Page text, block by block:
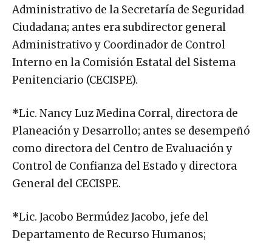
Administrativo de la Secretaría de Seguridad
Ciudadana; antes era subdirector general
Administrativo y Coordinador de Control
Interno en la Comisión Estatal del Sistema
Penitenciario (CECISPE).
*Lic. Nancy Luz Medina Corral, directora de
Planeación y Desarrollo; antes se desempeñó
como directora del Centro de Evaluación y
Control de Confianza del Estado y directora
General del CECISPE.
*Lic. Jacobo Bermúdez Jacobo, jefe del
Departamento de Recurso Humanos;